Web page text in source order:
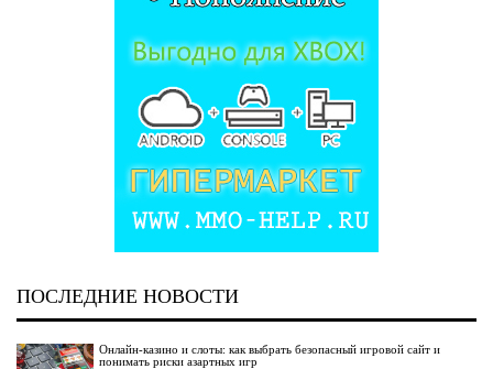
ПОСЛЕДНИЕ НОВОСТИ
Онлайн-казино и слоты: как выбрать безопасный игровой сайт и
понимать риски азартных игр